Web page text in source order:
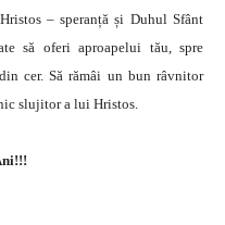
– speranță și Duhul Sfânt
să oferi aproapelui tău, spre
cer. Să rămâi un bun râvnitor
slujitor a lui Hristos.